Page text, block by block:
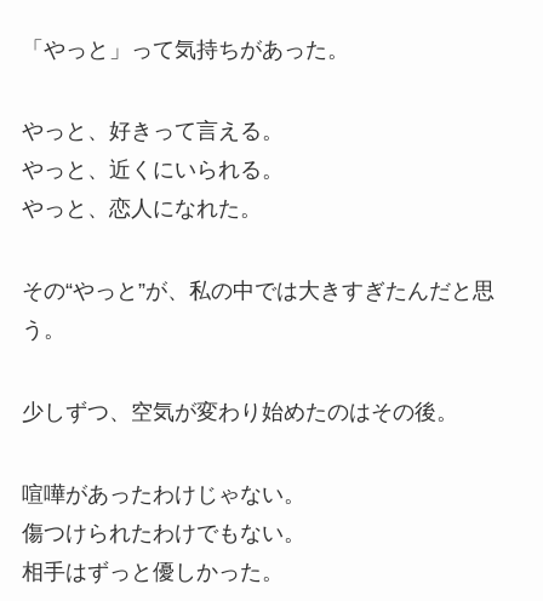
「やっと」って気持ちがあった。
やっと、好きって言える。
やっと、近くにいられる。
やっと、恋人になれた。
その“やっと”が、私の中では大きすぎたんだと思
う。
少しずつ、空気が変わり始めたのはその後。
喧嘩があったわけじゃない。
傷つけられたわけでもない。
相手はずっと優しかった。